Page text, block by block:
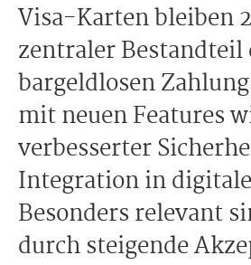
Visa-Karten bleiben
zentraler Bestandteil
bargeldlosen
mit neuen Features
verbesserter
Integration in
Besonders relevant
durch steigende